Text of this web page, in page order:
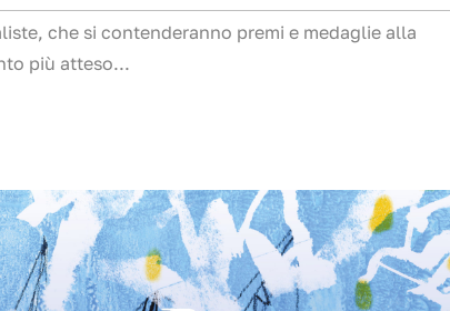
che si contenderanno premi e medaglie alla
più atteso...